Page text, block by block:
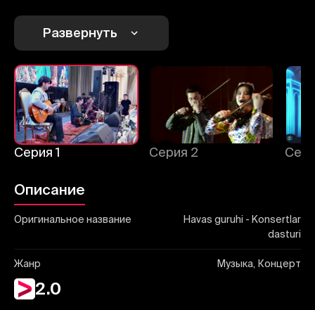
Развернуть
Серия 1 Серия 2
Описание
Оригинальное название
Havas guruhi - Konsertlar
dasturi
Жанр Музыка, Концерт
2.0